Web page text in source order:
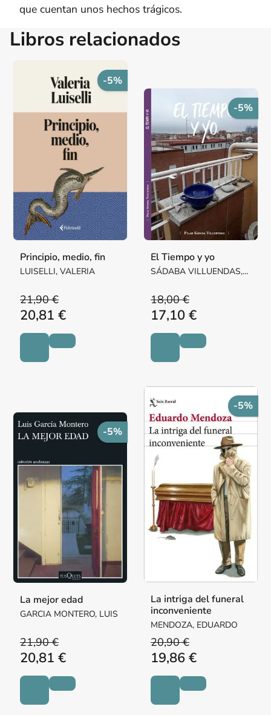
que cuentan unos hechos trágicos.
Libros relacionados
-5%
Principio, medio, fin
LUISELLI, VALERIA
21,90 €
20,81 €
-5%
El Tiempo y yo
SÁDABA VILLUENDAS,
18,00 €
17,10 €
-5%
La mejor edad
GARCIA MONTERO, LUIS
21,90 €
20,81 €
-5%
La intriga del funeral
inconveniente
MENDOZA, EDUARDO
20,90 €
19,86 €